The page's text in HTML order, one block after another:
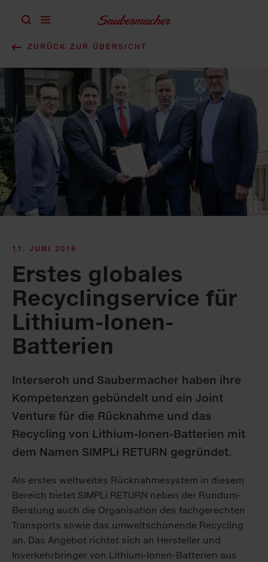
ZURÜCK ZUR ÜBERSICHT
11. JUNI 2018
Erstes globales
Recyclingservice für
Lithium-Ionen-
Batterien
Interseroh und Saubermacher haben ihre
Kompetenzen gebündelt und ein Joint
Venture für die Rücknahme und das
Recycling von Lithium-Ionen-Batterien mit
dem Namen SIMPLi RETURN gegründet.
Als erstes weltweites Rücknahmesystem in diesem
Bereich bietet SIMPLi RETURN neben der Rundum-
Beratung auch die Organisation des fachgerechten
Transports sowie das umweltschonende Recycling
an. Das Angebot richtet sich an Hersteller und
Inverkehrbringer von Lithium-Ionen-Batterien aus